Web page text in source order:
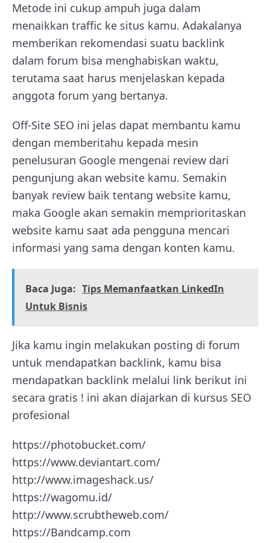
Metode ini cukup ampuh juga dalam
menaikkan traffic ke situs kamu. Adakalanya
memberikan rekomendasi suatu backlink
dalam forum bisa menghabiskan waktu,
terutama saat harus menjelaskan kepada
anggota forum yang bertanya.
Off-Site SEO ini jelas dapat membantu kamu
dengan memberitahu kepada mesin
penelusuran Google mengenai review dari
pengunjung akan website kamu. Semakin
banyak review baik tentang website kamu,
maka Google akan semakin memprioritaskan
website kamu saat ada pengguna mencari
informasi yang sama dengan konten kamu.
Baca Juga: Tips Memanfaatkan LinkedIn
Untuk Bisnis
Jika kamu ingin melakukan posting di forum
untuk mendapatkan backlink, kamu bisa
mendapatkan backlink melalui link berikut ini
secara gratis ! ini akan diajarkan di kursus SEO
profesional
https://photobucket.com/
https://www.deviantart.com/
http://www.imageshack.us/
https://wagomu.id/
http://www.scrubtheweb.com/
https://Bandcamp.com